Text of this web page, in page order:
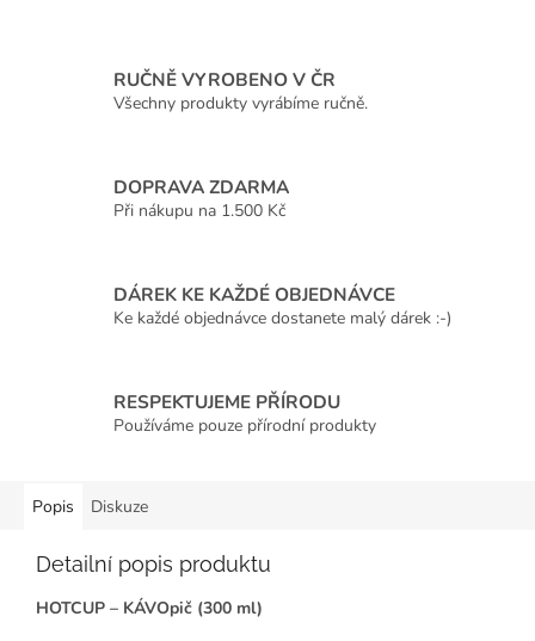
RUČNĚ VYROBENO V ČR
Všechny produkty vyrábíme ručně.
DOPRAVA ZDARMA
Při nákupu na 1.500 Kč
DÁREK KE KAŽDÉ OBJEDNÁVCE
Ke každé objednávce dostanete malý dárek :-)
RESPEKTUJEME PŘÍRODU
Používáme pouze přírodní produkty
Popis Diskuze
Detailní popis produktu
HOTCUP – KÁVOpič (300 ml)